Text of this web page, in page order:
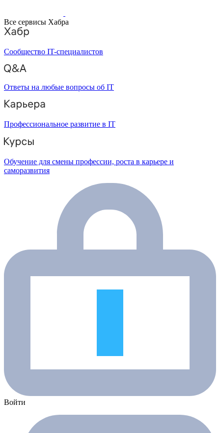
Все сервисы Хабра
Сообщество IT-специалистов
Ответы на любые вопросы об IT
Профессиональное развитие в IT
Обучение для смены профессии, роста в карьере и
саморазвития
Войти